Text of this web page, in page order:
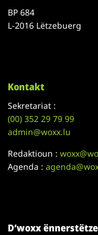
BP 684
L-2016 Lëtzebuerg
Kontakt
Sekretariat :
(00)352 29 79 99
admin@woxx.lu
Redaktioun :
Agenda :
D’woxx